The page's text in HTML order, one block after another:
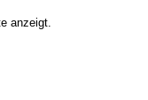
anzeigt.